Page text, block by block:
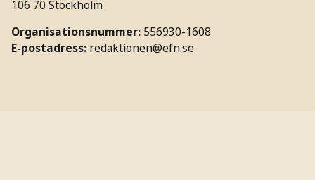
106 70 Stockholm
Organisationsnummer: 556930-1608
E-postadress: redaktionen@efn.se